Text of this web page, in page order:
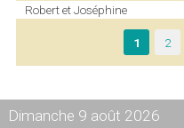
Robert et Joséphine
1 2
Dimanche 9 août 2026